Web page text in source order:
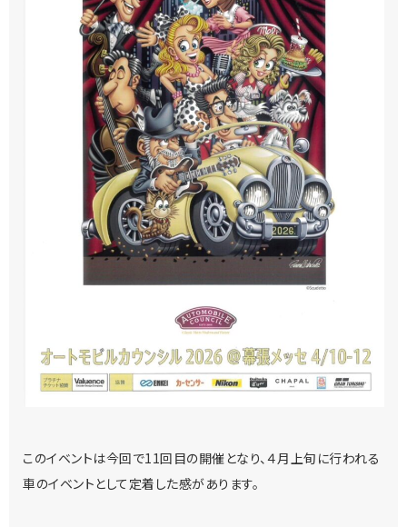
このイベントは今回で11回目の開催となり、４月上旬に行われる
車のイベントとして定着した感があります。